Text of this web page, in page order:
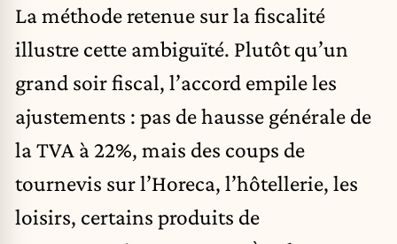
La méthode retenue sur la fiscalité
illustre cette ambiguïté. Plutôt qu’un
grand soir fiscal, l’accord empile les
ajustements : pas de hausse générale de
la TVA à 22%, mais des coups de
tournevis sur l’Horeca, l’hôtellerie, les
loisirs, certains produits de